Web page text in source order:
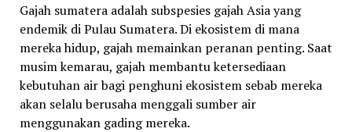
Gajah sumatera adalah subspesies gajah Asia yang
endemik di Pulau Sumatera. Di ekosistem di mana
mereka hidup, gajah memainkan peranan penting. Saat
musim kemarau, gajah membantu ketersediaan
kebutuhan air bagi penghuni ekosistem sebab mereka
akan selalu berusaha menggali sumber air
menggunakan gading mereka.